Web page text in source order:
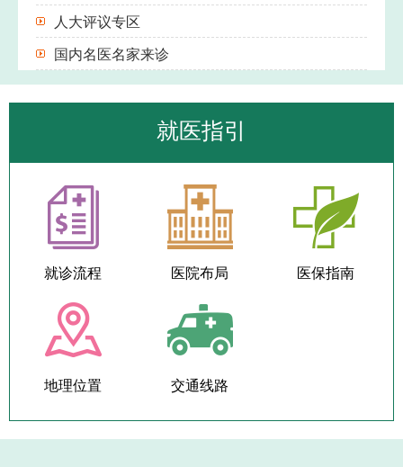
人大评议专区
国内名医名家来诊
就医指引
就诊流程 医院布局 医保指南
地理位置 交通线路